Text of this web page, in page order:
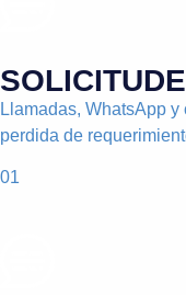
Llamadas, WhatsApp
perdida de
01